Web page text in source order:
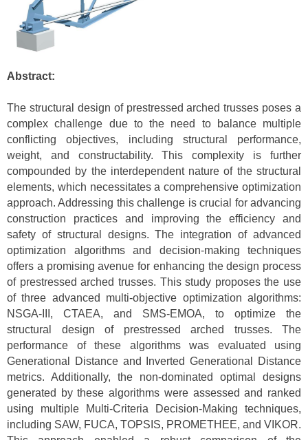
Abstract:
The structural design of prestressed arched trusses poses a
complex challenge due to the need to balance multiple
conflicting objectives, including structural performance,
weight, and constructability. This complexity is further
compounded by the interdependent nature of the structural
elements, which necessitates a comprehensive optimization
approach. Addressing this challenge is crucial for advancing
construction practices and improving the efficiency and
safety of structural designs. The integration of advanced
optimization algorithms and decision-making techniques
offers a promising avenue for enhancing the design process
of prestressed arched trusses. This study proposes the use
of three advanced multi-objective optimization algorithms:
NSGA-III, CTAEA, and SMS-EMOA, to optimize the
structural design of prestressed arched trusses. The
performance of these algorithms was evaluated using
Generational Distance and Inverted Generational Distance
metrics. Additionally, the non-dominated optimal designs
generated by these algorithms were assessed and ranked
using multiple Multi-Criteria Decision-Making techniques,
including SAW, FUCA, TOPSIS, PROMETHEE, and VIKOR.